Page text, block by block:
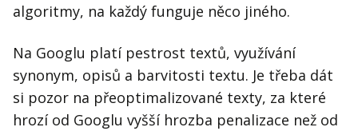
algoritmy, na každý funguje něco jiného.
Na Googlu platí pestrost textů, využívání
synonym, opisů a barvitosti textu. Je třeba dát
si pozor na přeoptimalizované texty, za které
hrozí od Googlu vyšší hrozba penalizace než od